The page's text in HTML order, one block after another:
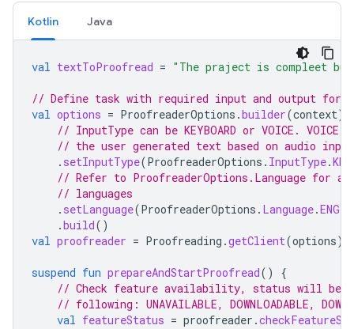
Kotlin Java
val textToProofread = "The praject is compleet
// Define task with required input and output
val options = ProofreaderOptions .builder(context)
// InputType can be KEYBOARD or VOICE.
// the user generated text based on audio
. setInputType(ProofreaderOptions . InputType.
// Refer to ProofreaderOptions.Language for
// languages
. setLanguage(ProofreaderOptions . Language.
.build()
val proofreader = Proofreading .getClient(options)
suspend fun prepareAndStartProofread()
{
// Check feature availability, status will be
// following: UNAVAILABLE, DOWNLOADABLE,
val featureStatus = proofreader .